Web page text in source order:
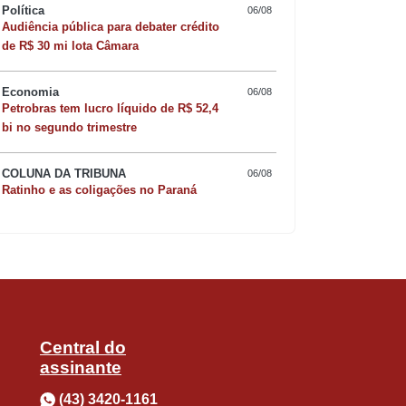
de os torcedores esperarem uma
do Brasileiro, o Alvinegro escalou
o São Paulo, fez a festa da Fiel.
para o São Paulo, dessa vez foi
forma, Libertadores em frente.
CHI, o comandante deve testar
e Lucca contra o Capivariano.
Quer sofisticar o
risoto de camarão
Política 06/08
Audiência pública para debater crédito
de R$ 30 mi lota Câmara
Economia 06/08
Petrobras tem lucro líquido de R$ 52,4
bi no segundo trimestre
COLUNA DA TRIBUNA 06/08
Ratinho e as coligações no Paraná
Central do
assinante
(43) 3420-1161